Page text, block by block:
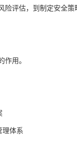
险评估，到制定安全
作用。
理体系